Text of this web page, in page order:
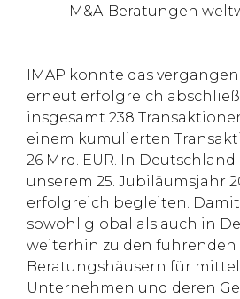
M&A-Beratungen
IMAP konnte das
erneut erfolgreich
insgesamt 238
einem kumulierten
26 Mrd. EUR. In
unserem 25. Jubiläumsjahr
erfolgreich begleiten. Damit
sowohl global als auch in
weiterhin zu den führenden
Beratungshäusern für
Unternehmen und deren